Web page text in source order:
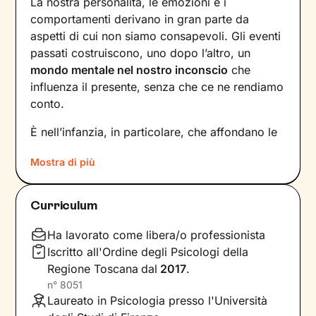
comportamenti derivano in gran parte da
aspetti di cui non siamo consapevoli. Gli eventi
passati costruiscono, uno dopo l’altro, un
mondo mentale nel nostro inconscio che
influenza il presente, senza che ce ne rendiamo
conto.
È nell’infanzia, in particolare, che affondano le
e agire: leesperienze vissute in famiglia
infatti, vengono apprese, memorizzate e
riproposte nelle relazioni successive.
che in età adulta si attivano in maniera
automatica - è la chiave per innescare il
cambiamento.
Conoscere noi stessi significaportare alla luce
ciò che per tanto tempo è rimasto dietro le
Mostra di più
Curriculum
Ha lavorato come libera/o professionista
Iscritto all'Ordine degli Psicologi della
Regione Toscana dal 2017.
n° 8051
Laureato in Psicologia presso l'Università